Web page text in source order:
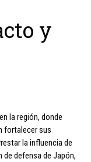
y
la región, donde
fortalecer sus
la influencia de
de defensa de Japón,